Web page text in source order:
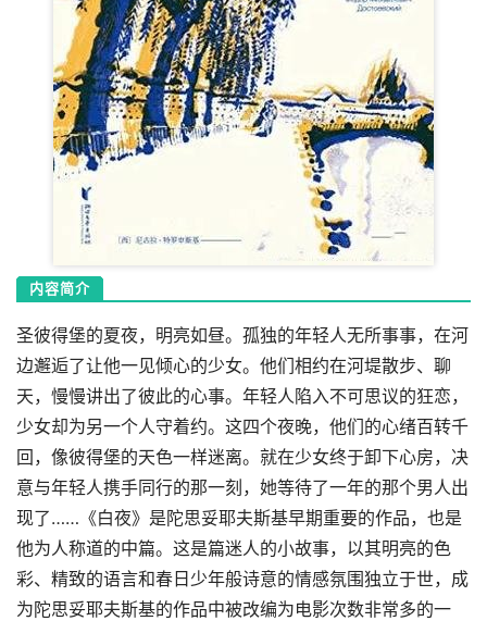
内容简介
圣彼得堡的夏夜，明亮如昼。孤独的年轻人无所事事，在河
边邂逅了让他一见倾心的少女。他们相约在河堤散步、聊
天，慢慢讲出了彼此的心事。年轻人陷入不可思议的狂恋，
少女却为另一个人守着约。这四个夜晚，他们的心绪百转千
回，像彼得堡的天色一样迷离。就在少女终于卸下心房，决
意与年轻人携手同行的那一刻，她等待了一年的那个男人出
现了……《白夜》是陀思妥耶夫斯基早期重要的作品，也是
他为人称道的中篇。这是篇迷人的小故事，以其明亮的色
彩、精致的语言和春日少年般诗意的情感氛围独立于世，成
为陀思妥耶夫斯基的作品中被改编为电影次数非常多的一